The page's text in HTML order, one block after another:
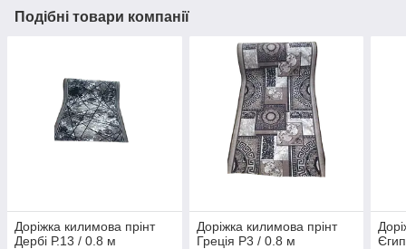
Подібні товари компанії
Доріжка килимова прінт
Дербі Р.13 / 0.8 м
Доріжка килимова прінт
Греція Р3 / 0.8 м